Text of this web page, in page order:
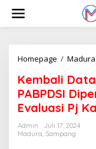
konten
Homepage / Madura
Kembali
PABPDSI
Evaluasi Pj
Admin
Juli 17, 2024
Madura, Sampang